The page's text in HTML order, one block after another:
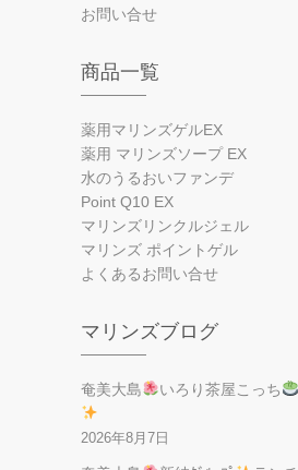
お問い合せ
商品一覧
薬用マリンズゲルEX
薬用 マリンズソープ EX
水のうるおいファンデ
Point Q10 EX
マリンズリンクルジェル
マリンズ ポイントゲル
よくあるお問い合せ
マリンズブログ
奄美大島 いろり茶屋こっち
2026年8月7日